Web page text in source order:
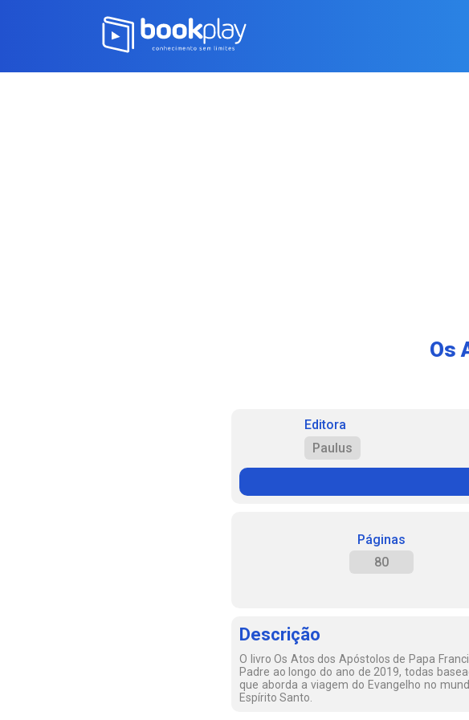
Os
Editora
Paulus
Páginas
80
Descrição
O livro Os Atos dos Apóstolos de Papa
Padre ao longo do ano de 2019, todas
que aborda a viagem do Evangelho no
Espírito Santo.